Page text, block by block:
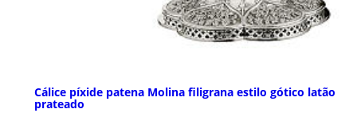
Cálice píxide patena Molina filigrana estilo gótico latão
prateado